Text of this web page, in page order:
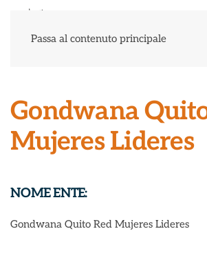
Passa al contenuto principale
Gondwana
Mujeres Lideres
NOME ENTE:
Gondwana Quito Red Mujeres Lideres